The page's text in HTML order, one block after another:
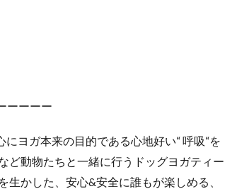
ーーーー
ヨガ本来の目的である心地好い“ 呼吸“を
ど動物たちと一緒に行うドッグヨガティー
かした、安心&安全に誰もが楽しめる、